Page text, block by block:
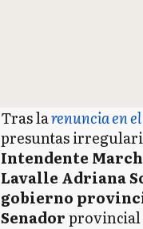
Tras larenuncia en
presuntas
Intendente
Lavalle Adriana
gobierno
Senadorprovincial